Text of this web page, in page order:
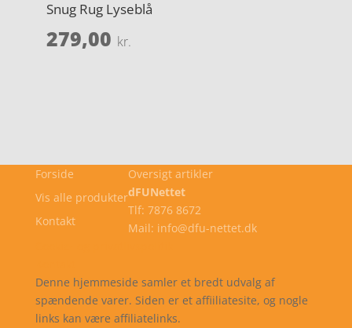
Snug Rug Lyseblå
279,00 kr.
Forside
Vis alle produkter
Kontakt
Oversigt artikler
dFUNettet
Tlf: 7876 8672
Mail: info@dfu-nettet.dk
Denne hjemmeside samler et bredt udvalg af
spændende varer. Siden er et affiiliatesite, og nogle
links kan være affiliatelinks.